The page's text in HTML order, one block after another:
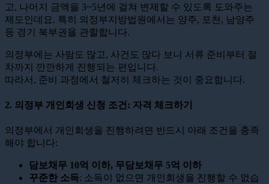
고, 나머지 금액을 3~5년에 걸쳐 변제할 수 있도록 도와주는
제도인데요. 특히 의정부지방법원에서는 양주, 포천, 남양주
등 경기 북부권을 관할합니다.
의정부에는 사람도 많고, 사건도 많다 보니 서류 준비부터 절
차까지 깐깐하게 진행되는 편입니다.
따라서, 준비 과정에서 철저히 체크하는 것이 중요합니다.
2. 의정부 개인회생 신청 조건: 자격 체크하기
의정부에서 개인회생을 진행하려면 반드시 아래 조건을 충족
해야 합니다:
담보채무 10억 이하, 무담보채무 5억 이하
꾸준한 소득: 소득이 없으면 개인회생을 진행할 수 없습